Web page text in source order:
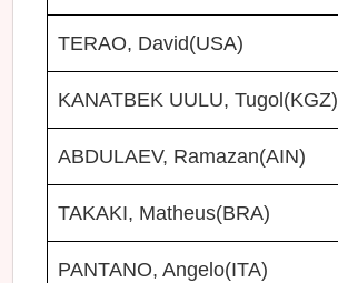
TERAO, David(USA)
KANATBEK UULU, Tugol(KGZ)
ABDULAEV, Ramazan(AIN)
TAKAKI, Matheus(BRA)
PANTANO, Angelo(ITA)